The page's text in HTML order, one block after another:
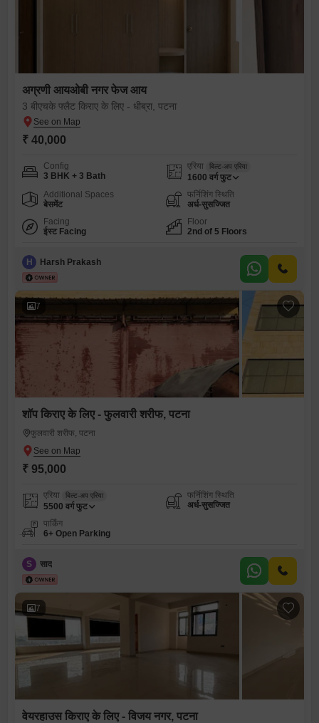
अग्रणी आयओबी नगर फेज आय
3 बीएचके फ्लैट किराए के लिए - धीब्रा, पटना
₹ 40,000
Config
3 BHK + 3 Bath
एरिया बिल्ट-अप एरिया
1600 वर्ग फुट
Additional Spaces
बेसमेंट
फर्निशिंग स्थिति
अर्ध-सुसज्जित
Facing
ईस्ट Facing
Floor
2nd of 5 Floors
H Harsh Prakash
7
शॉप किराए के लिए - फुलवारी शरीफ, पटना
फुलवारी शरीफ, पटना
₹ 95,000
एरिया बिल्ट-अप एरिया
5500 वर्ग फुट
फर्निशिंग स्थिति
अर्ध-सुसज्जित
पार्किंग
6+ Open Parking
S साद
7
वेयरहाउस किराए के लिए - विजय नगर, पटना